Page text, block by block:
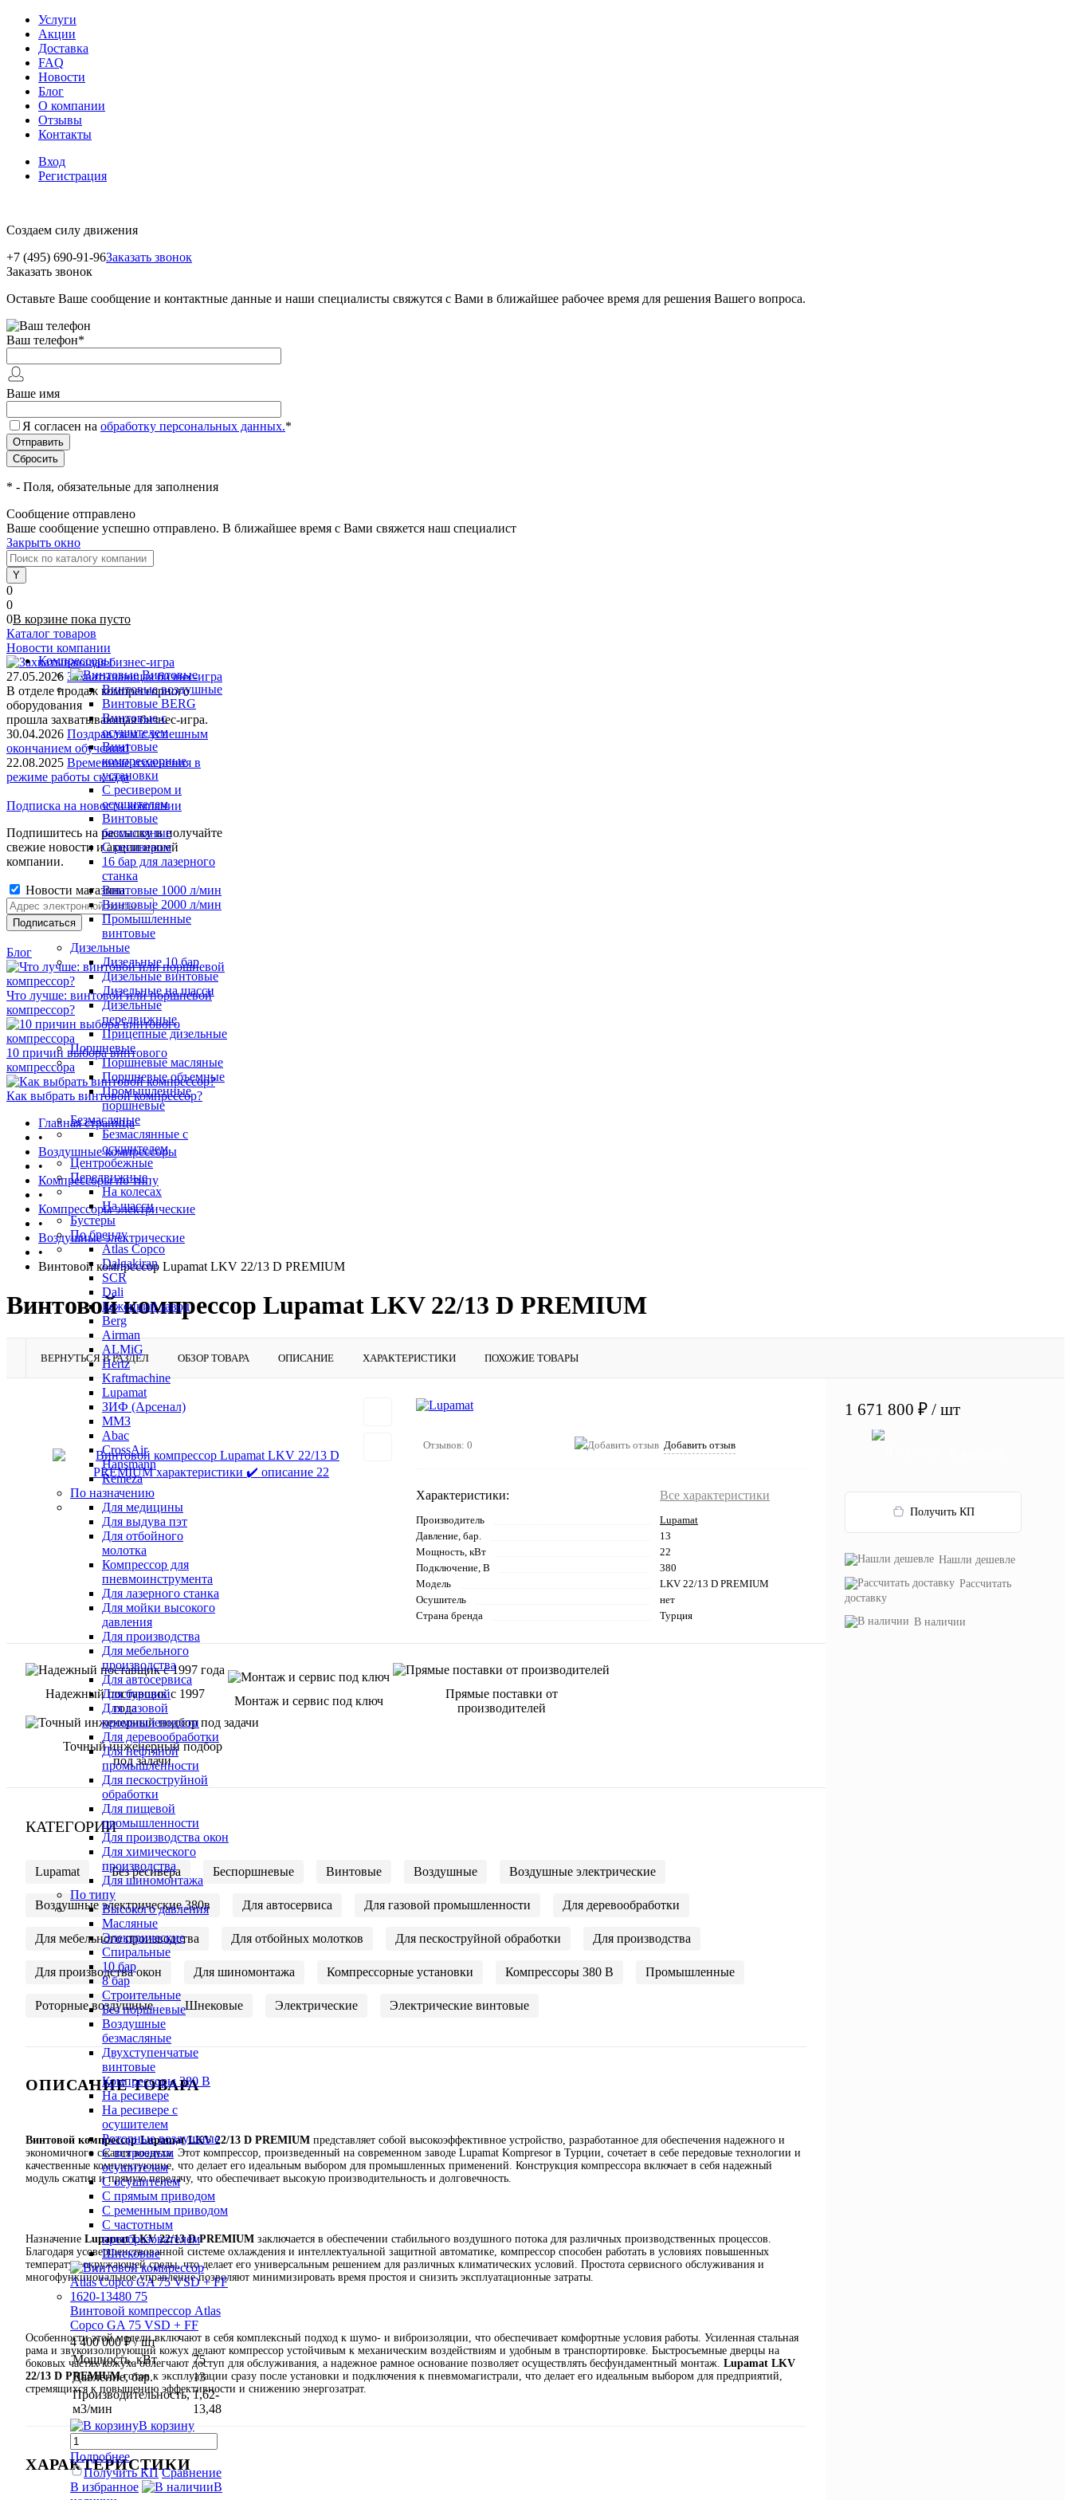
Услуги
Акции
Доставка
FAQ
Новости
Блог
О компании
Отзывы
Контакты
Вход
Регистрация
Создаем силу движения
+7 (495) 690-91-96Заказать звонок
Заказать звонок
Оставьте Ваше сообщение и контактные данные и наши специалисты свяжутся с Вами в ближайшее рабочее время для решения Вашего вопроса.
Ваш телефон*
Ваше имя
Я согласен на обработку персональных данных.*
* - Поля, обязательные для заполнения
Сообщение отправлено
Ваше сообщение успешно отправлено. В ближайшее время с Вами свяжется наш специалист
Закрыть окно
0
0
0В корзине пока пусто
Каталог товаров
Компрессоры
Винтовые
Винтовые воздушные
Винтовые BERG
Винтовые с
осушителем
Винтовые
компрессорные
установки
C ресивером и
осушителем
Винтовые
безмасляные
C ресивером
16 бар для лазерного
станка
Винтовые 1000 л/мин
Винтовые 2000 л/мин
Промышленные
винтовые
Дизельные
Дизельные 10 бар
Дизельные винтовые
Дизельные на шасси
Дизельные
передвижные
Прицепные дизельные
Поршневые
Поршневые масляные
Поршневые объемные
Промышленные
поршневые
Безмасляные
Безмаслянные с
осушителем
Центробежные
Передвижные
На колесах
На шасси
Бустеры
По бренду
Atlas Copco
Dalgakiran
SCR
Dali
Бежецкий завод
Berg
Airman
ALMiG
Hertz
Kraftmachine
Lupamat
ЗИФ (Арсенал)
ММЗ
Abac
CrossAir
Hansmann
Remeza
По назначению
Для медицины
Для выдува пэт
Для отбойного
молотка
Компрессор для
пневмоинструмента
Для лазерного станка
Для мойки высокого
давления
Для производства
Для мебельного
производства
Для автосервиса
Для буровой
Для газовой
промышленности
Для деревообработки
Для нефтяной
промышленности
Для пескоструйной
обработки
Для пищевой
промышленности
Для производства окон
Для химического
производства
Для шиномонтажа
По типу
Высокого давления
Масляные
Электрические
Спиральные
10 бар
8 бар
Cтроительные
Без поршневые
Воздушные
безмасляные
Двухступенчатые
винтовые
Компрессоры 380 В
На ресивере
На ресивере с
осушителем
Роторные воздушные
С встроеным
осушителем
С осушителем
С прямым приводом
С ременным приводом
С частотным
преобразователем
Шнековые
Винтовой компрессор Atlas
Copco GA 75 VSD + FF
4 400 000 ₽/ шт
Мощность, кВт
75
Давление, бар.
13
Производительность,
м3/мин
1,62-
13,48
В корзину
Подробнее
Получить КП Сравнение
В избранное
В
Новости компании
27.05.2026 Захватывающая бизнес-игра
В отделе продаж компрессорного
оборудования
прошла захватывающая бизнес-игра.
30.04.2026 Поздравляем с успешным
окончанием обучения!
22.08.2025 Временные изменения в
режиме работы склада
Подписка на новости компании
Подпишитесь на рассылку и получайте
свежие новости и акции нашей
компании.
Новости магазина
Блог
Что лучше: винтовой или поршневой
компрессор?
10 причин выбора винтового
компрессора
Как выбрать винтовой компрессор?
Главная страница
•
Воздушные компрессоры
•
Компрессоры по типу
•
Компрессоры электрические
•
Воздушные электрические
•
Винтовой компрессор Lupamat LKV 22/13 D PREMIUM
Винтовой компрессор Lupamat LKV 22/13 D PREMIUM
ВЕРНУТЬСЯ В РАЗДЕЛ ОБЗОР ТОВАРА ОПИСАНИЕ ХАРАКТЕРИСТИКИ ПОХОЖИЕ ТОВАРЫ
Отзывов: 0 Добавить отзыв
Характеристики: Все характеристики
Производитель
Lupamat
Давление, бар.
13
Мощность, кВт
22
Подключение, В
380
Модель
LKV 22/13 D PREMIUM
Осушитель
нет
Страна бренда
Турция
Надежный поставщик с 1997
года
Монтаж и сервис под ключ
Прямые поставки от
производителей
Точный инженерный подбор
под задачи
КАТЕГОРИИ
Lupamat Без ресивера Беспоршневые Винтовые Воздушные Воздушные электрические
Воздушные электрические 380в Для автосервиса Для газовой промышленности Для деревообработки
Для мебельного производства Для отбойных молотков Для пескоструйной обработки Для производства
Для производства окон Для шиномонтажа Компрессорные установки Компрессоры 380 В Промышленные
Роторные воздушные Шнековые Электрические Электрические винтовые
ОПИСАНИЕ ТОВАРА
Винтовой компрессор Lupamat LKV 22/13 D PREMIUM представляет собой высокоэффективное устройство, разработанное для обеспечения надежного и
экономичного сжатия воздуха. Этот компрессор, произведенный на современном заводе Lupamat Kompresor в Турции, сочетает в себе передовые технологии и
качественные комплектующие, что делает его идеальным выбором для промышленных применений. Конструкция компрессора включает в себя надежный
модуль сжатия и прямую передачу, что обеспечивает высокую производительность и долговечность.
Назначение Lupamat LKV 22/13 D PREMIUM заключается в обеспечении стабильного воздушного потока для различных производственных процессов.
Благодаря усовершенствованной системе охлаждения и интеллектуальной защитной автоматике, компрессор способен работать в условиях повышенных
температур окружающей среды, что делает его универсальным решением для различных климатических условий. Простота сервисного обслуживания и
многофункциональное управление позволяют минимизировать время простоя и снизить эксплуатационные затраты.
Особенности этой модели включают в себя комплексный подход к шумо- и виброизоляции, что обеспечивает комфортные условия работы. Усиленная стальная
рама и звукоизолирующий кожух делают компрессор устойчивым к механическим воздействиям и удобным в транспортировке. Быстросъемные дверцы на
боковых частях кожуха облегчают доступ для обслуживания, а надежное рамное основание позволяет осуществлять бесфундаментный монтаж. Lupamat LKV
22/13 D PREMIUMготов к эксплуатации сразу после установки и подключения к пневмомагистрали, что делает его идеальным выбором для предприятий,
стремящихся к повышению эффективности и снижению энергозатрат.
ХАРАКТЕРИСТИКИ
1 671 800 ₽ / шт
Получить КП
Нашли дешевле
Рассчитать
доставку
В наличии